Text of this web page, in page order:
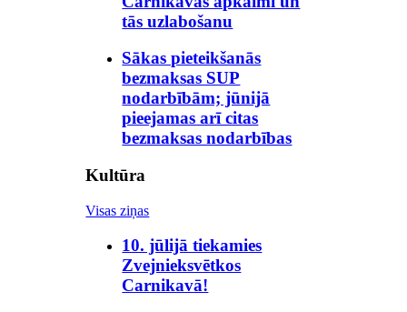
tās uzlabošanu
Sākas pieteikšanās
bezmaksas SUP
nodarbībām; jūnijā
pieejamas arī citas
bezmaksas nodarbības
Kultūra
Visas ziņas
10. jūlijā tiekamies
Zvejnieksvētkos
Carnikavā!